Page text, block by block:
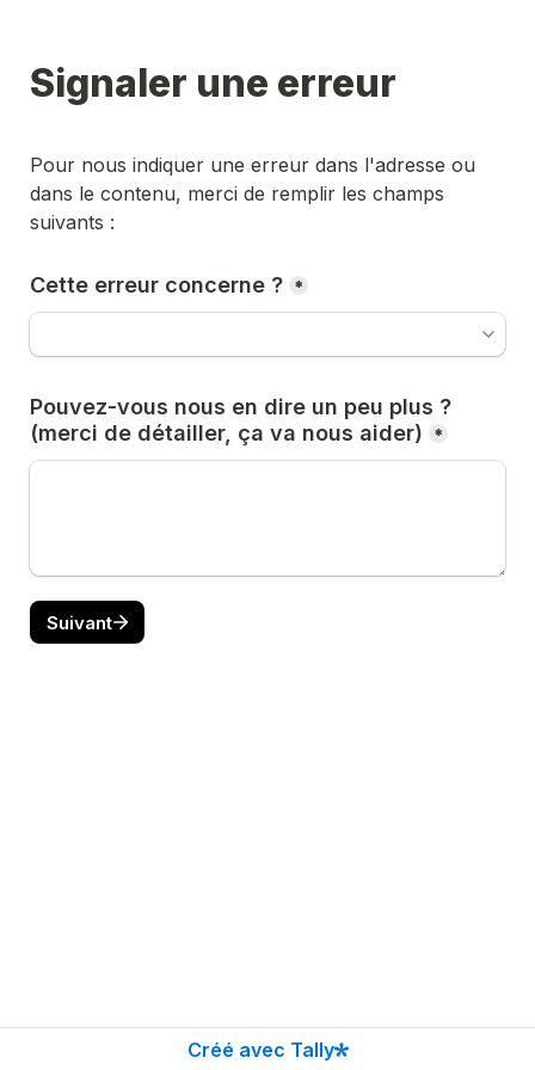
Signaler une erreur
Pour nous indiquer une erreur dans l'adresse ou
dans le contenu, merci de remplir les champs
suivants :
Cette erreur concerne ? *
Pouvez-vous nous en dire un peu plus ?
(merci de détailler, ça va nous aider)
*
Suivant
Créé avec Tally